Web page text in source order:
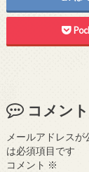
コメン
メールアドレスが
は必須項目です
コメント ※